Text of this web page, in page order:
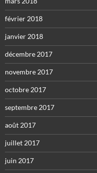
février 2018
janvier 2018
décembre 2017
novembre 2017
octobre 2017
septembre 2017
août 2017
juillet 2017
juin 2017